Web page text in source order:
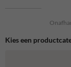
Kies een